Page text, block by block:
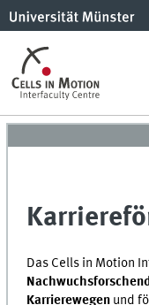
Das Cells in Motion
Karrierewegen und